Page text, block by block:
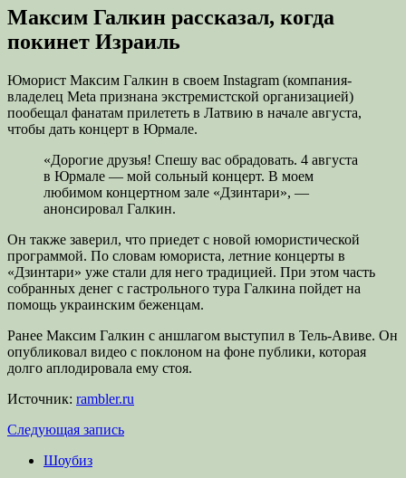
Максим Галкин рассказал, когда
покинет Израиль
Юморист Максим Галкин в своем Instagram (компания-
владелец Meta признана экстремистской организацией)
пообещал фанатам прилететь в Латвию в начале августа,
чтобы дать концерт в Юрмале.
«Дорогие друзья! Спешу вас обрадовать. 4 августа
в Юрмале — мой сольный концерт. В моем
любимом концертном зале «Дзинтари», —
анонсировал Галкин.
Он также заверил, что приедет с новой юмористической
программой. По словам юмориста, летние концерты в
«Дзинтари» уже стали для него традицией. При этом часть
собранных денег с гастрольного тура Галкина пойдет на
помощь украинским беженцам.
Ранее Максим Галкин с аншлагом выступил в Тель-Авиве. Он
опубликовал видео с поклоном на фоне публики, которая
долго аплодировала ему стоя.
Источник: rambler.ru
Следующая запись
Шоубиз